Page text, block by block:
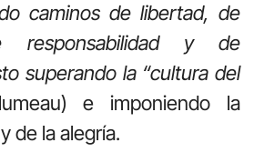
caminos de libertad, de
responsabilidad y de
superando la “cultura del
e imponiendo la
de la alegría.